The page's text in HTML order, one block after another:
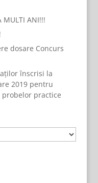
MULTI ANI!!!
dosare Concurs
înscrisi la
2019 pentru
practice